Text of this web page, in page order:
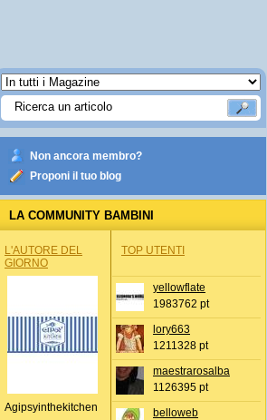
Non ancora membro?
Proponi il tuo blog
LA COMMUNITY BAMBINI
L'AUTORE DEL
GIORNO
Agipsyinthekitchen
TOP UTENTI
yellowflate
1983762 pt
lory663
1211328 pt
maestrarosalba
1126395 pt
belloweb